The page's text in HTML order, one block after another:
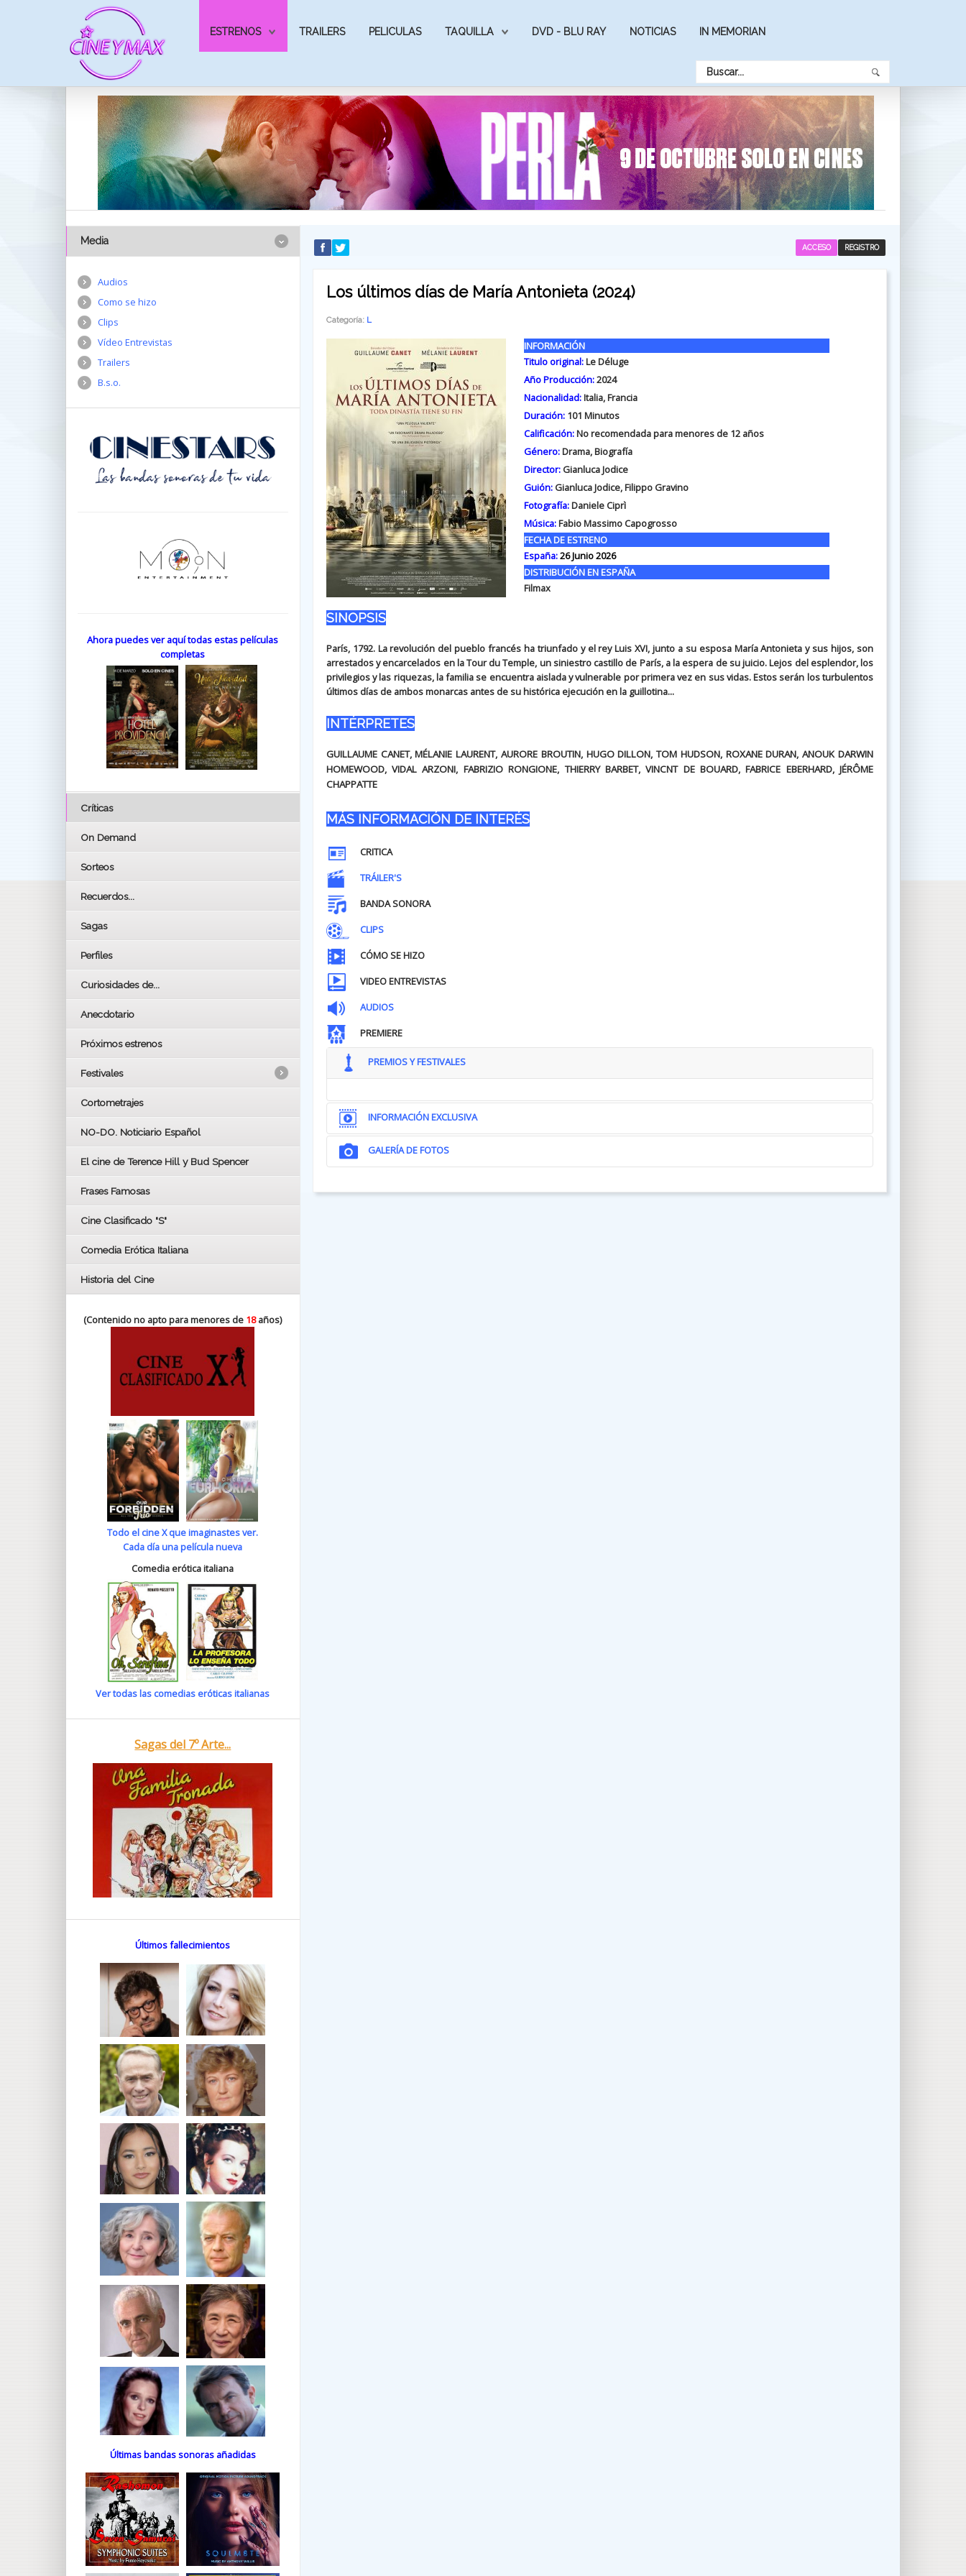
ESTRENOS TRAILERS PELICULAS TAQUILLA DVD - BLU RAY NOTICIAS IN MEMORIAN
REGISTRO
ACCESO
Los últimos días de María Antonieta (2024)
Categoría: L
INFORMACIÓN
Titulo original:Le Déluge
Año Producción:2024
Nacionalidad:Italia, Francia
Duración:101 Minutos
Calificación:No recomendada para menores de 12 años
Género:Drama, Biografía
Director:Gianluca Jodice
Guión:Gianluca Jodice, Filippo Gravino
Fotografía:Daniele Ciprì
Música:Fabio Massimo Capogrosso
FECHA DE ESTRENO
España:26 Junio 2026
DISTRIBUCIÓN EN ESPAÑA
Filmax
SINOPSIS
París, 1792. La revolución del pueblo francés ha triunfado y el rey Luis XVI, junto a su esposa María Antonieta y sus hijos, son
arrestados y encarcelados en la Tour du Temple, un siniestro castillo de París, a la espera de su juicio. Lejos del esplendor, los
privilegios y las riquezas, la familia se encuentra aislada y vulnerable por primera vez en sus vidas. Estos serán los turbulentos
últimos días de ambos monarcas antes de su histórica ejecución en la guillotina...
INTÉRPRETES
GUILLAUME CANET, MÉLANIE LAURENT, AURORE BROUTIN, HUGO DILLON, TOM HUDSON, ROXANE DURAN, ANOUK DARWIN
HOMEWOOD, VIDAL ARZONI, FABRIZIO RONGIONE, THIERRY BARBET, VINCNT DE BOUARD, FABRICE EBERHARD, JÉRÔME
CHAPPATTE
MÁS INFORMACIÓN DE INTERÉS
CRITICA
TRÁILER'S
BANDA SONORA
CLIPS
CÓMO SE HIZO
VIDEO ENTREVISTAS
AUDIOS
PREMIERE
PREMIOS Y FESTIVALES
INFORMACIÓN EXCLUSIVA
GALERÍA DE FOTOS
Media
Audios
Como se hizo
Clips
Vídeo Entrevistas
Trailers
B.s.o.
Ahora puedes ver aquí todas estas películas
completas
Críticas
On Demand
Sorteos
Recuerdos...
Sagas
Perfiles
Curiosidades de...
Anecdotario
Próximos estrenos
Festivales
LOS OSCARS
BAFTA
Cortometrajes
NO-DO. Noticiario Español
El cine de Terence Hill y Bud Spencer
Frases Famosas
Cine Clasificado "S"
Comedia Erótica Italiana
Historia del Cine
(Contenido no apto para menores de 18años)
Todo el cine X que imaginastes ver.
Cada día una película nueva
Comedia erótica italiana
Ver todas las comedias eróticas italianas
Sagas del 7º Arte...
Últimos fallecimientos
Últimas bandas sonoras añadidas